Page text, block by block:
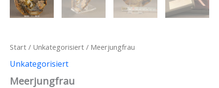
Start / Unkategorisiert / Meerjungfrau
Unkategorisiert
Meerjungfrau